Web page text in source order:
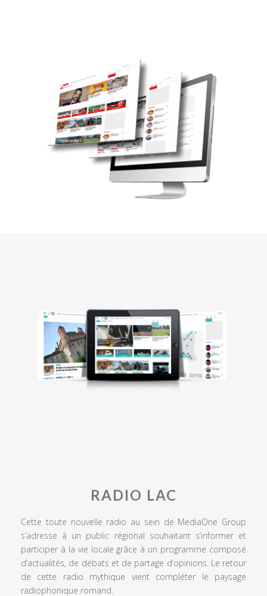
RADIO LAC
Cette toute nouvelle radio au sein de MediaOne Group
s’adresse à un public régional souhaitant s’informer et
participer à la vie locale grâce à un programme composé
d’actualités, de débats et de partage d’opinions. Le retour
de cette radio mythique vient compléter le paysage
radiophonique romand.